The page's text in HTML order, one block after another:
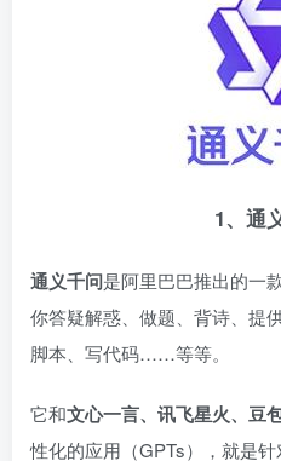
1、通
通义千问是阿里巴巴推出的一
你答疑解惑、做题、背诗、提
脚本、写代码……等等。
它和文心一言、讯飞星火、豆
性化的应用（GPTs），就是